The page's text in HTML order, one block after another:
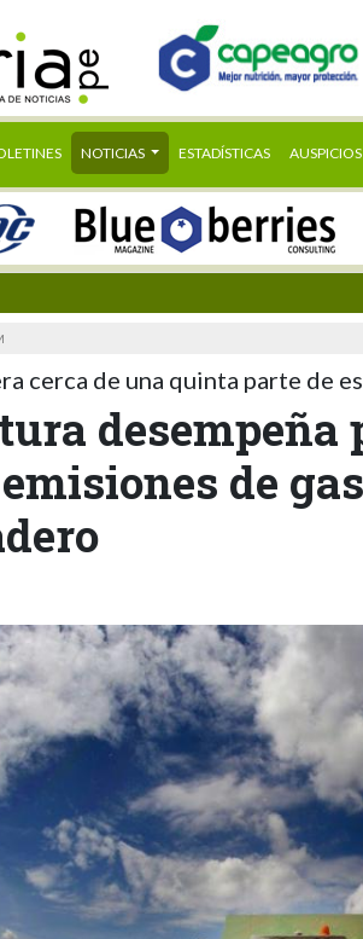
NOTICIAS ESTADÍSTICAS AUSPICIOS
cerca de una quinta parte de
desempeña
de